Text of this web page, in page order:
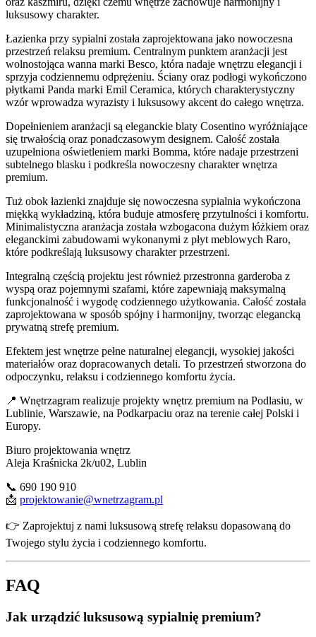
luksusowy charakter.
Łazienka przy sypialni została zaprojektowana jako nowoczesna
przestrzeń relaksu premium. Centralnym punktem aranżacji jest
wolnostojąca wanna marki Besco, która nadaje wnętrzu elegancji i
sprzyja codziennemu odprężeniu. Ściany oraz podłogi wykończono
płytkami Panda marki Emil Ceramica, których charakterystyczny
wzór wprowadza wyrazisty i luksusowy akcent do całego wnętrza.
Dopełnieniem aranżacji są eleganckie blaty Cosentino wyróżniające
się trwałością oraz ponadczasowym designem. Całość została
uzupełniona oświetleniem marki Bomma, które nadaje przestrzeni
subtelnego blasku i podkreśla nowoczesny charakter wnętrza
premium.
Tuż obok łazienki znajduje się nowoczesna sypialnia wykończona
miękką wykładziną, która buduje atmosferę przytulności i komfortu.
Minimalistyczna aranżacja została wzbogacona dużym łóżkiem oraz
eleganckimi zabudowami wykonanymi z płyt meblowych Raro,
które podkreślają luksusowy charakter przestrzeni.
Integralną częścią projektu jest również przestronna garderoba z
wyspą oraz pojemnymi szafami, które zapewniają maksymalną
funkcjonalność i wygodę codziennego użytkowania. Całość została
zaprojektowana w sposób spójny i harmonijny, tworząc elegancką
prywatną strefę premium.
Efektem jest wnętrze pełne naturalnej elegancji, wysokiej jakości
materiałów oraz dopracowanych detali. To przestrzeń stworzona do
odpoczynku, relaksu i codziennego komfortu życia.
📍 Wnętrzagram realizuje projekty wnętrz premium na Podlasiu, w
Lublinie, Warszawie, na Podkarpaciu oraz na terenie całej Polski i
Europy.
Biuro projektowania wnętrz
Aleja Kraśnicka 2k/u02, Lublin
📞 690 190 910
📩 projektowanie@wnetrzagram.pl
👉 Zaprojektuj z nami luksusową strefę relaksu dopasowaną do
Twojego stylu życia i codziennego komfortu.
FAQ
Jak urządzić luksusową sypialnię premium?